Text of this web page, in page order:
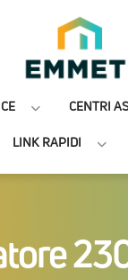
CENTRI
LINK RAPIDI